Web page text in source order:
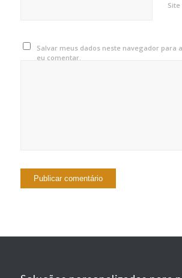
Site
Salvar meus dados neste navegador para
eu comentar.